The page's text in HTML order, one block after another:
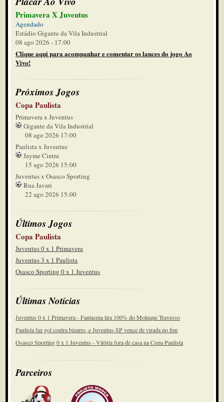
Primavera X Juventus
Agendado
Estádio Gigante da Vila Industrial
08 ago 2026 - 17:00
Clique aqui para acompanhar e comentar os lances do jogo Ao
Vivo!
Próximos Jogos
Copa Paulista
Primavera x Juventus
Gigante da Vila Industrial
08 ago 2026 17:00
Paulista x Juventus
Jayme Cintra
15 ago 2026 15:00
Juventus x Osasco Sporting
Rua Javari
22 ago 2026 15:00
Últimos Jogos
Copa Paulista
Juventus 0 x 1 Primavera
Juventus 3 x 1 Paulista
Osasco Sporting 0 x 1 Juventus
Últimas Notícias
Juventus 0 x 1 Primavera - Fantasma tira 100% do Moleque Travesso
Paulista faz gol contra bizarro, e Juventus-SP vence de virada no fim
Osasco Sporting 0 x 1 Juventus - Vitória fora de casa na Copa Paulista
Parceiros